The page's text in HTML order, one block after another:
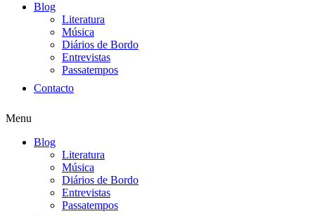
Blog
Literatura
Música
Diários de Bordo
Entrevistas
Passatempos
Contacto
Menu
Blog
Literatura
Música
Diários de Bordo
Entrevistas
Passatempos